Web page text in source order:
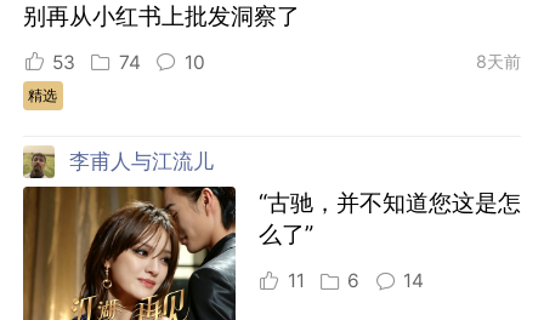
别再从小红书上批发洞察了
53 74 10 8天前
精选
李甫人与江流儿
“古驰，并不知道您这是怎
么了”
11 6 14